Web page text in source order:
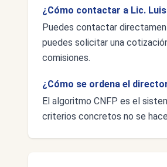
¿Cómo contactar a Lic.
Puedes contactar
puedes solicitar una
comisiones.
¿Cómo se ordena el
El algoritmo CNFP es el
criterios concretos no se